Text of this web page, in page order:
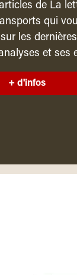
de La
qui
les
et ses
+ d'infos